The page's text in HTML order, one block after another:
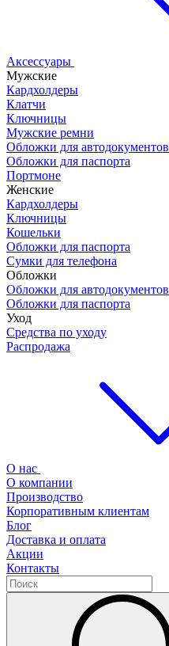
Аксессуары
Мужские
Кардхолдеры
Клатчи
Ключницы
Мужские ремни
Обложки для автодокументов
Обложки для паспорта
Портмоне
Женские
Кардхолдеры
Ключницы
Кошельки
Обложки для паспорта
Сумки для телефона
Обложки
Обложки для автодокументов
Обложки для паспорта
Уход
Средства по уходу
Распродажа
О нас
О компании
Производство
Корпоративным клиентам
Блог
Доставка и оплата
Акции
Контакты